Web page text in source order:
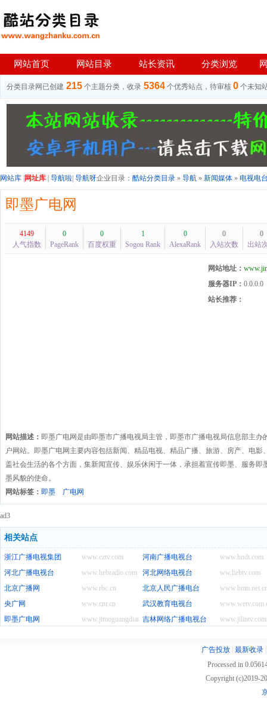
网站首页 网站目录 站长资讯 分类浏览
分类目录网已创建 215 个主题分类，收录 5364 个优秀站点，待审核 0 个未知
网站库 网址库 导航啦 导航呀企业目录： 酷站分类目录 » 导航 » 新闻媒体 » 电视电
即墨广电网
4149
人气指数
0
PageRank
0
百度权重
1
Sogou Rank
0
AlexaRank
0
入站次数
0
出站
网站地址：
服务器IP： 0.0.0.0
站长推荐：
网站描述： 即墨广电网是由即墨市广播电视局主管，即墨市广播电视局信息部主
户网站。即墨广电网主要内容包括新闻、精品电视、精品广播、旅游、房产、电
盖社会生活的各个方面，集新闻宣传、娱乐休闲于一体，承担着宣传即墨、服务
墨风貌的使命。
网站标签： 即墨 广电网
ad3
相关站点
www.cztv.com
浙江广播电视集团 www.hndt.com
河南广播电视台
www.hebradio.com
河北广播电视台 ww.hebtv.com
河北网络电视台
www.rbc.cn
北京广播网
北京人民广播电台
www.cnr.cn
央广网
武汉教育电视台
www.jimoguangdian.com
即墨广电网 吉林网络广播电视台
广告投放 最新收录
Processed in
Copyright (c)2019-